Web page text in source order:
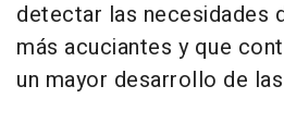
detectar las necesidades
más acuciantes y que
un mayor desarrollo de